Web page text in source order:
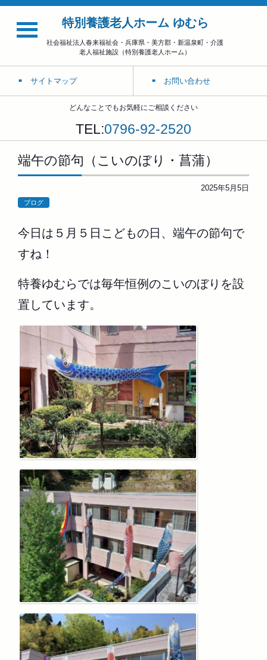
特別養護老人ホーム ゆむら
社会福祉法人春来福祉会・兵庫県・美方郡・新温泉町・介護
老人福祉施設（特別養護老人ホーム）
サイトマップ お問い合わせ
どんなことでもお気軽にご相談ください
TEL:0796-92-2520
端午の節句（こいのぼり・菖蒲）
2025年5月5日
ブログ
今日は５月５日こどもの日、端午の節句で
すね！
特養ゆむらでは毎年恒例のこいのぼりを設
置しています。